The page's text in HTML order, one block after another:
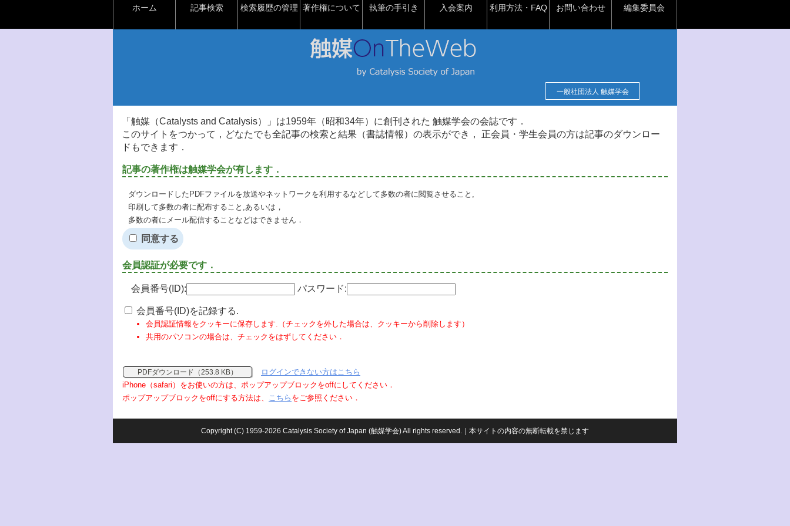
ホーム 記事検索 検索履歴の管理 著作権について 執筆の手引き 入会案内 利用方法・FAQ お問い合わせ 編集委員会
一般社団法人 触媒学会
「触媒（Catalysts and Catalysis）」は1959年（昭和34年）に創刊された 触媒学会の会誌です．
このサイトをつかって，どなたでも全記事の検索と結果（書誌情報）の表示ができ， 正会員・学生会員の方は記事のダウンロー
ドもできます．
記事の著作権は触媒学会が有します．
ダウンロードしたPDFファイルを放送やネットワークを利用するなどして多数の者に閲覧させること,
印刷して多数の者に配布すること,あるいは，
多数の者にメール配信することなどはできません．
同意する
会員認証が必要です．
会員番号(ID): パスワード:
会員番号(ID)を記録する.
会員認証情報をクッキーに保存します.（チェックを外した場合は、クッキーから削除します）
共用のパソコンの場合は、チェックをはずしてください．
PDFダウンロード（253.8 KB）
ログインできない方はこちら
iPhone（safari）をお使いの方は、ポップアップブロックをoffにしてください．
ポップアップブロックをoffにする方法は、 こちら をご参照ください．
Copyright (C) 1959-2026 Catalysis Society of Japan (触媒学会) All rights reserved.｜本サイトの内容の無断転載を禁じます